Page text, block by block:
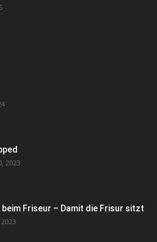
2023
beim Friseur – Damit die Frisur sitzt